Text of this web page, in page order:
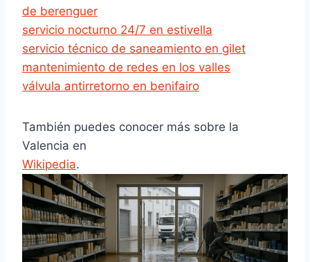
de berenguer
servicio nocturno 24/7 en estivella
servicio técnico de saneamiento en gilet
mantenimiento de redes en los valles
válvula antirretorno en benifairo
También puedes conocer más sobre la
Valencia en
Wikipedia.